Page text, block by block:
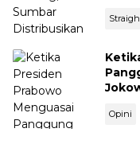
Opini